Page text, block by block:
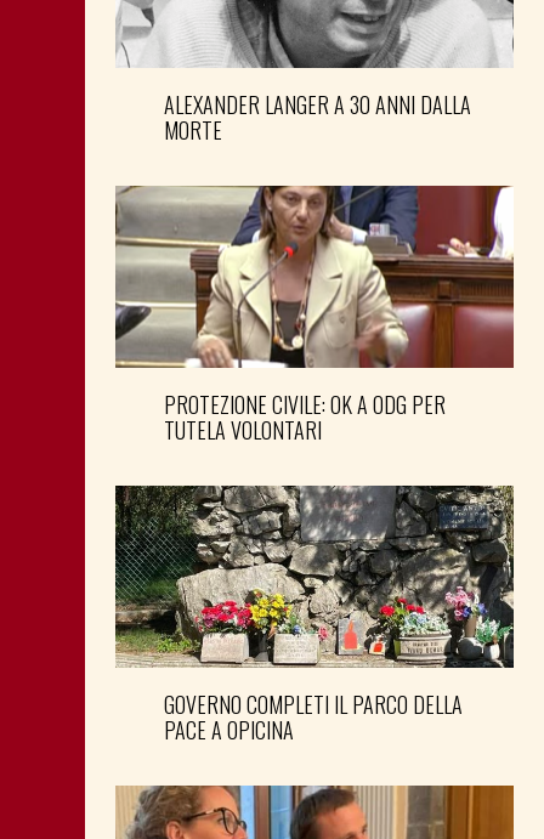
ALEXANDER LANGER A 30 ANNI DALLA
MORTE
PROTEZIONE CIVILE: OK A ODG PER
TUTELA VOLONTARI
GOVERNO COMPLETI IL PARCO DELLA
PACE A OPICINA